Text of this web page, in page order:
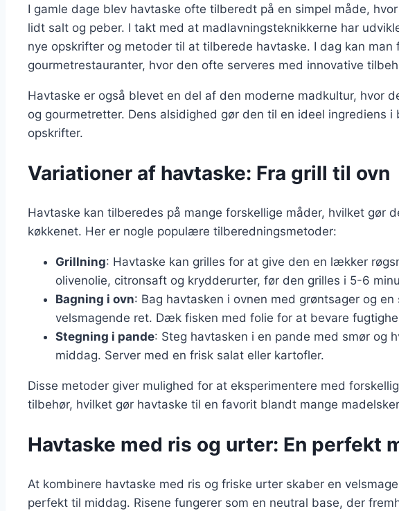
I gamle dage blev havtaske ofte tilberedt på en simpel måde,
lidt salt og peber. I takt med at madlavningsteknikkerne har
nye opskrifter og metoder til at tilberede havtaske. I dag kan man
gourmetrestauranter, hvor den ofte serveres med innovative
Havtaske er også blevet en del af den moderne madkultur, hvor
og gourmetretter. Dens alsidighed gør den til en ideel ingrediens
opskrifter.
Variationer af havtaske: Fra grill til ovn
Havtaske kan tilberedes på mange forskellige måder, hvilket gør
køkkenet. Her er nogle populære tilberedningsmetoder:
Grillning: Havtaske kan grilles for at give den en lækker
olivenolie, citronsaft og krydderurter, før den grilles i 5-6
Bagning i ovn: Bag havtasken i ovnen med grøntsager og
velsmagende ret. Dæk fisken med folie for at bevare
Stegning i pande: Steg havtasken i en pande med smør og
middag. Server med en frisk salat eller kartofler.
Disse metoder giver mulighed for at eksperimentere med
tilbehør, hvilket gør havtaske til en favorit blandt mange
Havtaske med ris og urter: En perfekt
At kombinere havtaske med ris og friske urter skaber en
perfekt til middag. Risene fungerer som en neutral base, der